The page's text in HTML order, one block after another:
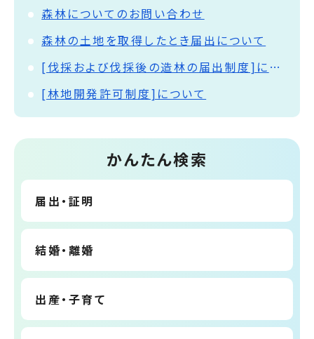
森林についてのお問い合わせ
森林の土地を取得したとき届出について
[伐採および伐採後の造林の届出制度]について
[林地開発許可制度]について
かんたん検索
届出・証明
結婚・離婚
出産・子育て